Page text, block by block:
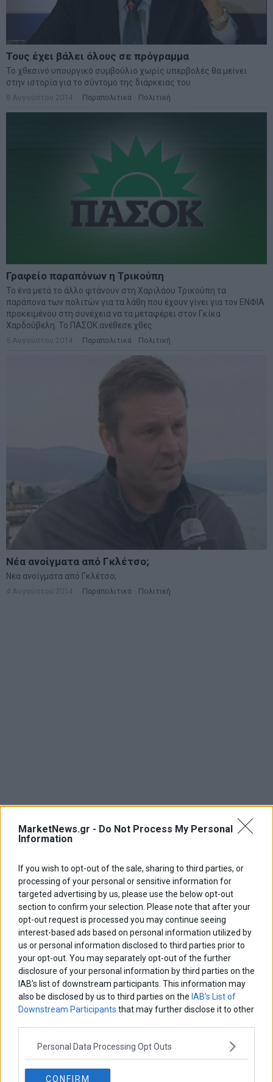
MarketNews.gr - Do Not Process My Personal
Information
If you wish to opt-out of the sale, sharing to third parties, or
processing of your personal or sensitive information for
targeted advertising by us, please use the below opt-out
section to confirm your selection. Please note that after your
opt-out request is processed you may continue seeing
interest-based ads based on personal information utilized by
us or personal information disclosed to third parties prior to
your opt-out. You may separately opt-out of the further
disclosure of your personal information by third parties on the
IAB’s list of downstream participants. This information may
also be disclosed by us to third parties on the IAB’s List of
Downstream Participants that may further disclose it to other
Personal Data Processing Opt Outs
CONFIRM
Τους έχει βάλει όλους σε πρόγραμμα
Το χθεσινό υπουργικό συμβούλιο χωρίς υπερβολές θα μείνει
στην ιστορία για το σύντομο της διάρκειας του
8 Αυγούστου 2014 Παραπολιτικά Πολιτική
Γραφείο παραπόνων η Τρικούπη
Το ένα μετά το άλλο φτάνουν στη Χαριλάου Τρικούπη τα
παράπονα των πολιτών για τα λάθη που έχουν γίνει για τον ΕΝΦΙΑ
προκειμένου στη συνέχεια να τα μεταφέρει στον Γκίκα
Χαρδούβελη. Το ΠΑΣΟΚ ανέθεσε χθες
5 Αυγούστου 2014 Παραπολιτικά Πολιτική
Νέα ανοίγματα από Γκλέτσο;
Νέα ανοίγματα από Γκλέτσο;
4 Αυγούστου 2014 Παραπολιτικά Πολιτική
Οι υποσχέσεις και οι προειδοποιήσεις της Ντόρας
Οι υποσχέσεις και οι προειδοποιήσεις της Ντόρας